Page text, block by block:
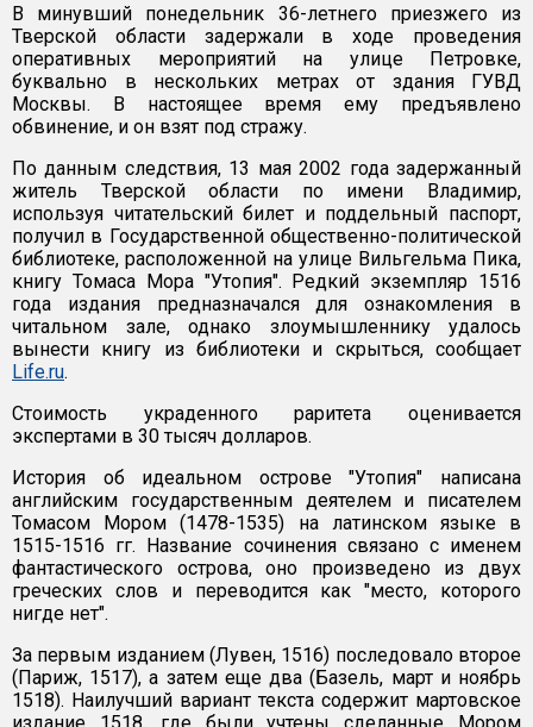
В минувший понедельник 36-летнего приезжего из
Тверской области задержали в ходе проведения
оперативных мероприятий на улице Петровке,
буквально в нескольких метрах от здания ГУВД
Москвы. В настоящее время ему предъявлено
обвинение, и он взят под стражу.
По данным следствия, 13 мая 2002 года задержанный
житель Тверской области по имени Владимир,
используя читательский билет и поддельный паспорт,
получил в Государственной общественно-политической
библиотеке, расположенной на улице Вильгельма Пика,
книгу Томаса Мора "Утопия". Редкий экземпляр 1516
года издания предназначался для ознакомления в
читальном зале, однако злоумышленнику удалось
вынести книгу из библиотеки и скрыться, сообщает
Life.ru.
Стоимость украденного раритета оценивается
экспертами в 30 тысяч долларов.
История об идеальном острове "Утопия" написана
английским государственным деятелем и писателем
Томасом Мором (1478-1535) на латинском языке в
1515-1516 гг. Название сочинения связано с именем
фантастического острова, оно произведено из двух
греческих слов и переводится как "место, которого
нигде нет".
За первым изданием (Лувен, 1516) последовало второе
(Париж, 1517), а затем еще два (Базель, март и ноябрь
1518). Наилучший вариант текста содержит мартовское
издание 1518, где были учтены сделанные Мором